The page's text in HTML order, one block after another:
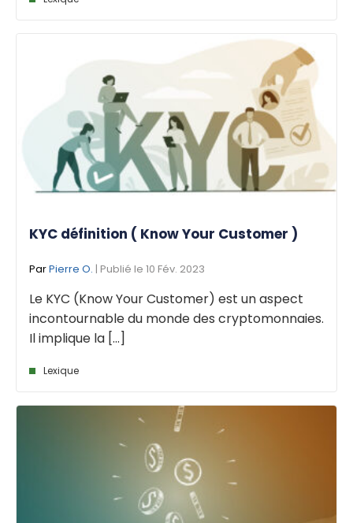
KYC définition ( Know Your Customer )
ParPierre O. | Publié le 10 Fév. 2023
Le KYC (Know Your Customer) est un aspect
incontournable du monde des cryptomonnaies.
Il implique la [...]
Lexique